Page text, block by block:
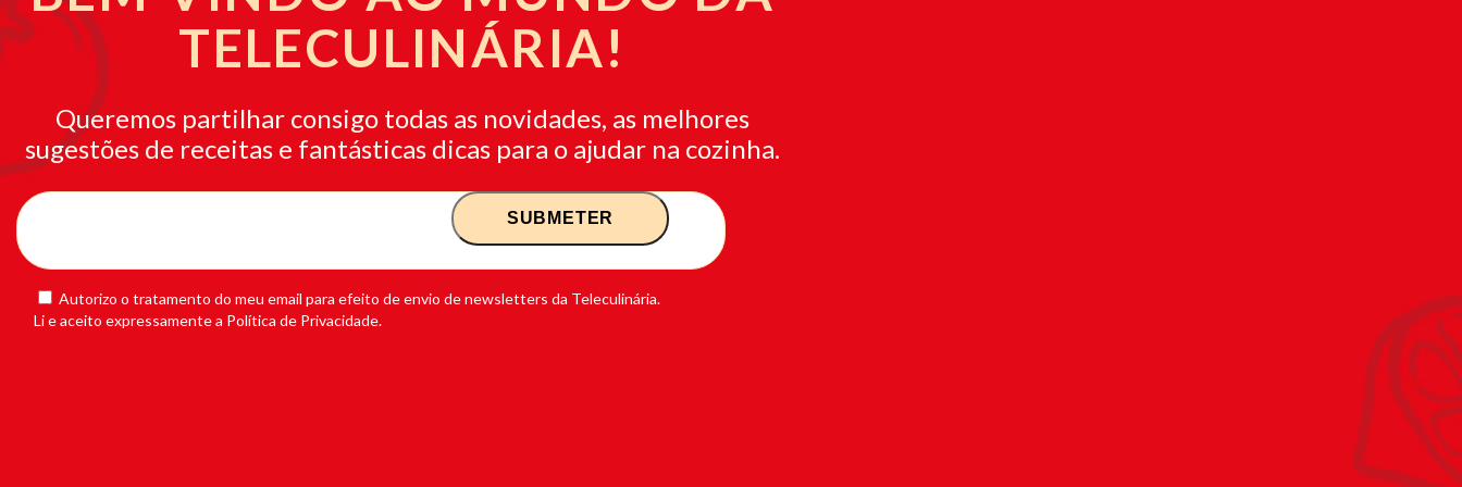
TELECULINÁRIA!
Queremos partilhar consigo todas as novidades, as melhores
sugestões de receitas e fantásticas dicas para o ajudar na cozinha.
Autorizo o tratamento do meu email para efeito de envio de newsletters da Teleculinária.
Li e aceito expressamente a Política de Privacidade.